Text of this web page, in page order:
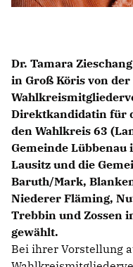
Dr. Tamara
in Groß Köris von der
Direktkandidatin für
den Wahlkreis 63
Gemeinde
Lausitz und die
Baruth/Mark,
Niederer Fläming,
Trebbin und Zossen
gewählt.
Bei ihrer Vorstellung